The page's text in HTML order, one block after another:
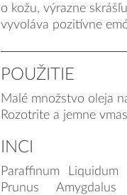
o kožu, výrazne
vyvoláva pozitívne
POUŽITIE
Malé množstvo oleja
Rozotrite a jemne
INCI
Paraffinum
Prunus